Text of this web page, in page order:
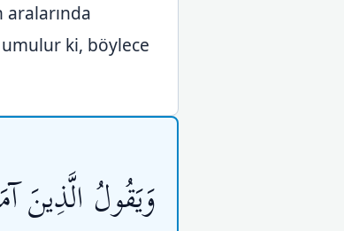
ki, böylece
وَيَقُولُ الَّذِينَ